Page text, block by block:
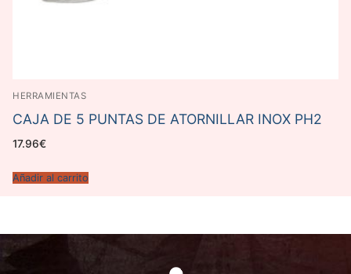
HERRAMIENTAS
CAJA DE 5 PUNTAS DE ATORNILLAR INOX PH2
17.96€
Añadir al carrito